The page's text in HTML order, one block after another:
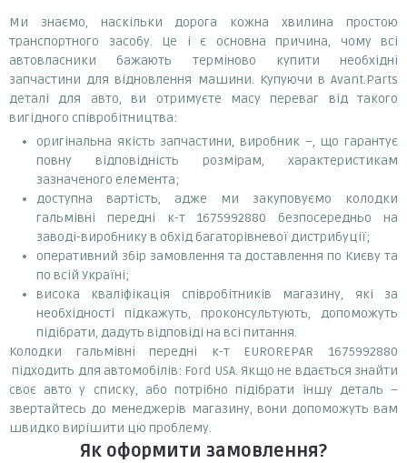
Ми знаємо, наскільки дорога кожна хвилина простою
транспортного засобу. Це і є основна причина, чому всі
автовласники бажають терміново купити необхідні
запчастини для відновлення машини. Купуючи в Avant.Parts
деталі для авто, ви отримуєте масу переваг від такого
вигідного співробітництва:
оригінальна якість запчастини, виробник –, що гарантує
повну відповідність розмірам, характеристикам
зазначеного елемента;
доступна вартість, адже ми закуповуємо колодки
гальмівні передні к-т 1675992880 безпосередньо на
заводі-виробнику в обхід багаторівневої дистрибуції;
оперативний збір замовлення та доставлення по Києву та
по всій Україні;
висока кваліфікація співробітників магазину, які за
необхідності підкажуть, проконсультують, допоможуть
підібрати, дадуть відповіді на всі питання.
Колодки гальмівні передні к-т EUROREPAR 1675992880
підходить для автомобілів: Ford USA. Якщо не вдається знайти
своє авто у списку, або потрібно підібрати іншу деталь –
звертайтесь до менеджерів магазину, вони допоможуть вам
швидко вирішити цю проблему.
Як оформити замовлення?